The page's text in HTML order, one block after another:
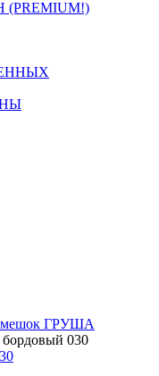
(PREMIUM!)
мешок ГРУША
030